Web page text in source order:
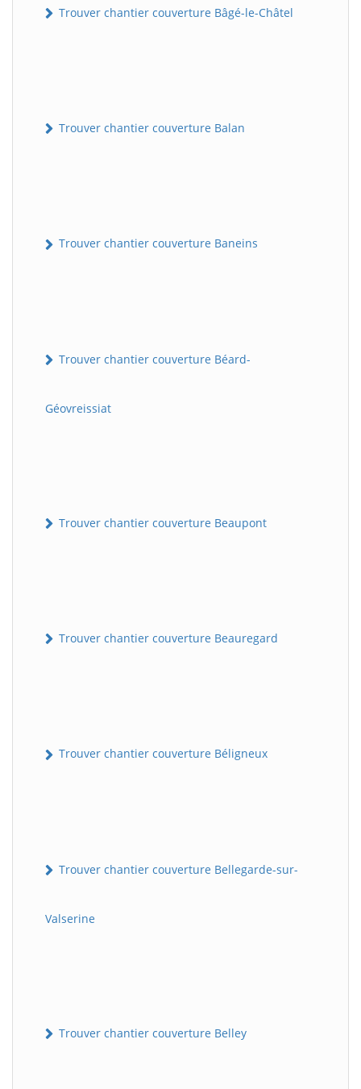
Trouver chantier couverture Bâgé-le-Châtel
Trouver chantier couverture Balan
Trouver chantier couverture Baneins
Trouver chantier couverture Béard-
Géovreissiat
Trouver chantier couverture Beaupont
Trouver chantier couverture Beauregard
Trouver chantier couverture Béligneux
Trouver chantier couverture Bellegarde-sur-
Valserine
Trouver chantier couverture Belley